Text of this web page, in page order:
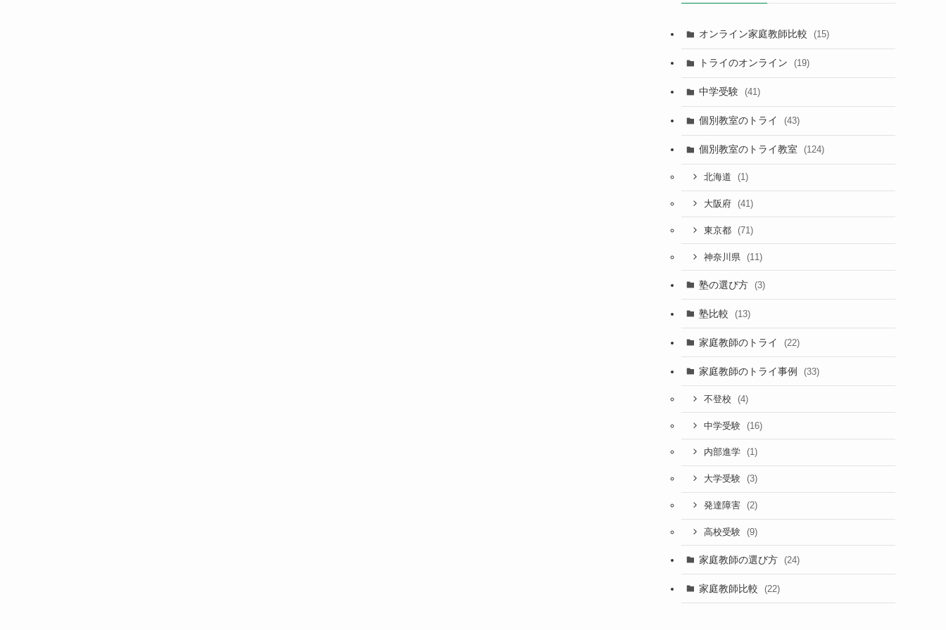
オンライン家庭教師比較 (15)
トライのオンライン (19)
中学受験 (41)
個別教室のトライ (43)
個別教室のトライ教室 (124)
北海道 (1)
大阪府 (41)
東京都 (71)
神奈川県 (11)
塾の選び方 (3)
塾比較 (13)
家庭教師のトライ (22)
家庭教師のトライ事例 (33)
不登校 (4)
中学受験 (16)
内部進学 (1)
大学受験 (3)
発達障害 (2)
高校受験 (9)
家庭教師の選び方 (24)
家庭教師比較 (22)